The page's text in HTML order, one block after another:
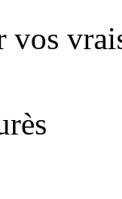
vos